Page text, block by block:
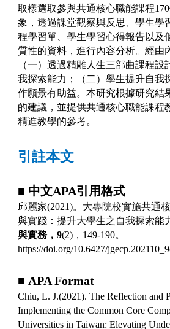
取樣選取參與共通核心職能課程170
象，透過課堂觀察與反思、學生學
程學習單、學生學習心得報告以及
質性的資料，進行內容分析。經由
（一）透過精雕人生三部曲課程設
我探索能力；（二）學生提升自我
作願景有助益。本研究根據研究結
的建議，並提供共通核心職能課程
精進教學的參考。
引註本文
■ 中文APA引用格式
邱麗家(2021)。大專院校實施共通
與實踐：提升大學生之自我探索能
與實務，9(2) ， 149-190。
https://doi.org/10.6427/
■ APA Format
Chiu, L. J.(2021). The Reflection and
Implementing the Common Core
Universities in Taiwan: Elevating